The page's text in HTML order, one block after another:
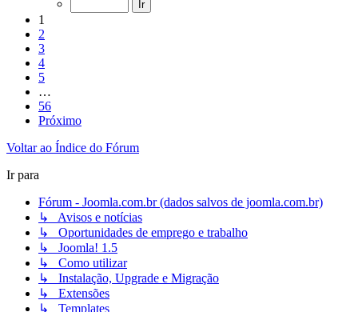
1
2
3
4
5
…
56
Próximo
Voltar ao Índice do Fórum
Ir para
Fórum - Joomla.com.br (dados salvos de joomla.com.br)
↳ Avisos e notícias
↳ Oportunidades de emprego e trabalho
↳ Joomla! 1.5
↳ Como utilizar
↳ Instalação, Upgrade e Migração
↳ Extensões
↳ Templates